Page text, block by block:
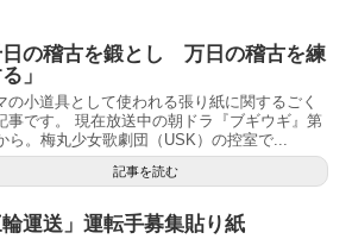
日の稽古を鍛とし 万日の稽古を練
」
の小道具として使われる張り紙に関するごく
事です。 現在放送中の朝ドラ『ブギウギ』第
ら。梅丸少女歌劇団（USK）の控室で...
記事を読む
輪運送」運転手募集貼り紙